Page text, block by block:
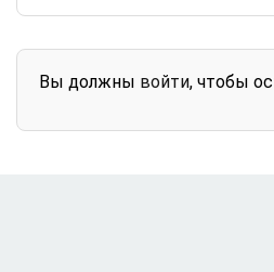
Вы должны войти, чтобы